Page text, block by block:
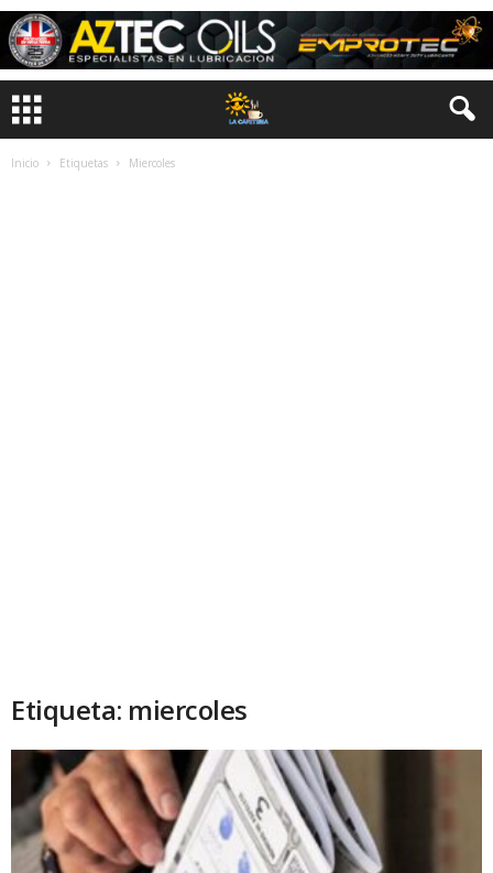
Inicio Etiquetas Miercoles
Etiqueta: miercoles